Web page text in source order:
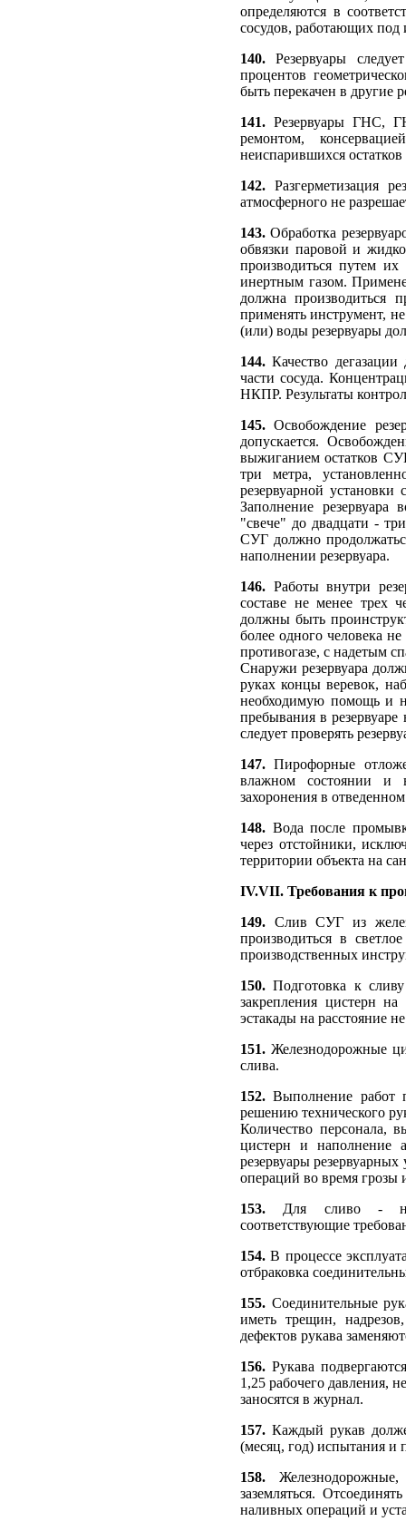
определяются в
сосудов, работающих
140. Резервуары
процентов
быть перекачен в другие
141.Резервуары ГНС,
ремонтом,
неиспарившихся
142. Разгерметизация
атмосферного не
143.Обработка
обвязки паровой и
производиться путем
инертным газом.
должна производиться
применять инструмент,
(или) воды резервуары
144.Качество
части сосуда.
НКПР. Результаты
145. Освобождение
допускается.
выжиганием остатков
три метра,
резервуарной установки
Заполнение
"свече" до двадцати -
СУГ должно
наполнении резервуара.
146. Работы внутри
составе не менее трех
должны быть
более одного человека
противогазе, с надетым
Снаружи резервуара
руках концы веревок,
необходимую помощь и
пребывания в
следует проверять
147.Пирофорные
влажном состоянии и
захоронения в
148. Вода после
через отстойники,
территории объекта на
IV.VII. Требования к
149. Слив СУГ из
производиться в
производственных
150. Подготовка к
закрепления цистерн
эстакады на расстояние
151. Железнодорожные
слива.
152. Выполнение работ
решению технического
Количество персонала,
цистерн и наполнение
резервуары
операций во время грозы
153. Для сливо -
соответствующие
154. В процессе
отбраковка
155. Соединительные
иметь трещин,
дефектов рукава
156. Рукава
1,25 рабочего давления,
заносятся в журнал.
157. Каждый рукав
(месяц, год) испытания и
158.
заземляться.
наливных операций и